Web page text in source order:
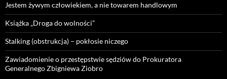
Jestem żywym człowiekiem, a nie towarem handlowym
Książka „Droga do wolności”
Stalking (obstrukcja) – pokłosie niczego
Zawiadomienie o przestępstwie sędziów do Prokuratora
Generalnego Zbigniewa Ziobro